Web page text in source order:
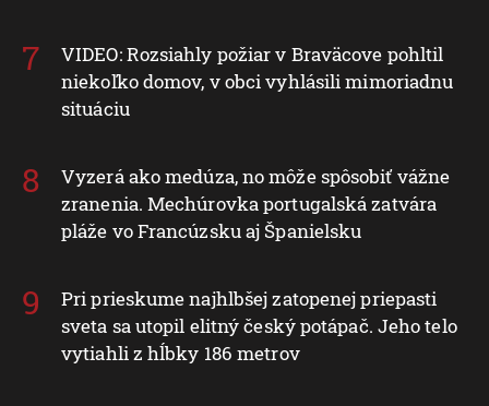
VIDEO: Rozsiahly požiar v Braväcove pohltil
niekoľko domov, v obci vyhlásili mimoriadnu
situáciu
Vyzerá ako medúza, no môže spôsobiť vážne
zranenia. Mechúrovka portugalská zatvára
pláže vo Francúzsku aj Španielsku
Pri prieskume najhlbšej zatopenej priepasti
sveta sa utopil elitný český potápač. Jeho telo
vytiahli z hĺbky 186 metrov